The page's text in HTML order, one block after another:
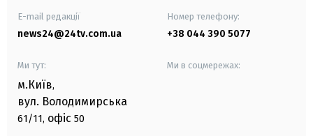
E-mail редакції
news24@24tv.com.ua
Номер телефону:
+38 044 390 5077
Ми тут:
м.Київ,
вул. Володимирська
61/11, офіс 50
Ми в соцмережах: